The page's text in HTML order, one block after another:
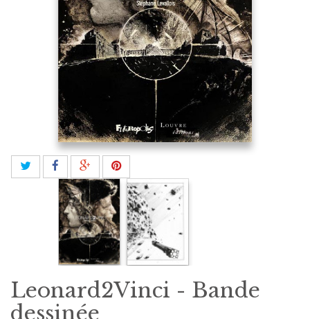
Leonard2Vinci - Bande
dessinée